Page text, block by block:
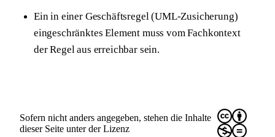
Ein in einer Geschäftsregel (UML-Zusicherung)
eingeschränktes Element muss vom Fachkontext
der Regel aus erreichbar sein.
Sofern nicht anders angegeben, stehen die Inhalte
dieser Seite unter der Lizenz
CCBY
NCND